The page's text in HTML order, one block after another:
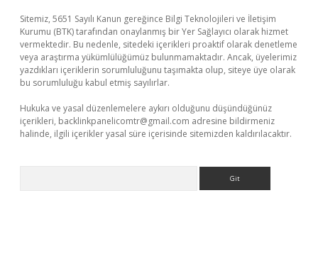
Sitemiz, 5651 Sayılı Kanun gereğince Bilgi Teknolojileri ve İletişim
Kurumu (BTK) tarafından onaylanmış bir Yer Sağlayıcı olarak hizmet
vermektedir. Bu nedenle, sitedeki içerikleri proaktif olarak denetleme
veya araştırma yükümlülüğümüz bulunmamaktadır. Ancak, üyelerimiz
yazdıkları içeriklerin sorumluluğunu taşımakta olup, siteye üye olarak
bu sorumluluğu kabul etmiş sayılırlar.
Hukuka ve yasal düzenlemelere aykırı olduğunu düşündüğünüz
içerikleri, backlinkpanelicomtr@gmail.com adresine bildirmeniz
halinde, ilgili içerikler yasal süre içerisinde sitemizden kaldırılacaktır.